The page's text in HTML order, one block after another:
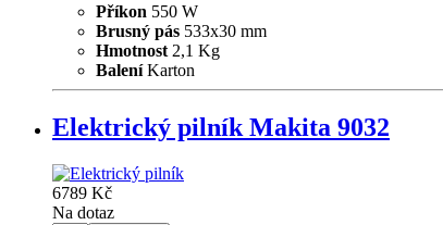
Příkon 550 W
Brusný pás 533x30 mm
Hmotnost 2,1 Kg
BaleníKarton
Elektrický pilník Makita 9032
6789 Kč
Na dotaz